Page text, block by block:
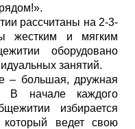
рассчитаны на 2-3-
жестким и мягким
оборудовано
занятий.
большая, дружная
В начале каждого
избирается
который ведет свою